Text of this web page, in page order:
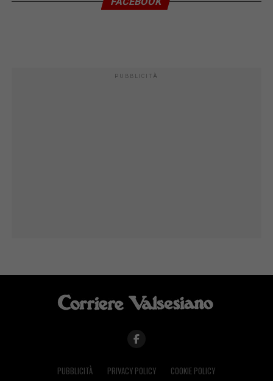
PUBBLICITÀ
PUBBLICITÀ PRIVACY POLICY COOKIE POLICY